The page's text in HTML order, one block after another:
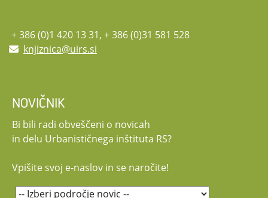
+ 386 (0)1 420 13 31, + 386 (0)31 581 528
knjiznica@uirs.si
NOVIČNIK
Bi bili radi obveščeni o novicah
in delu Urbanističnega inštituta RS?
Vpišite svoj e-naslov in se naročite!